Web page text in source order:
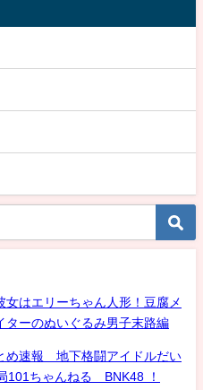
はエリーちゃん人形！豆腐メ
ターのぬいぐるみ男子末路編
め速報 地下格闘アイドルだい
101ちゃんねる BNK48 ！